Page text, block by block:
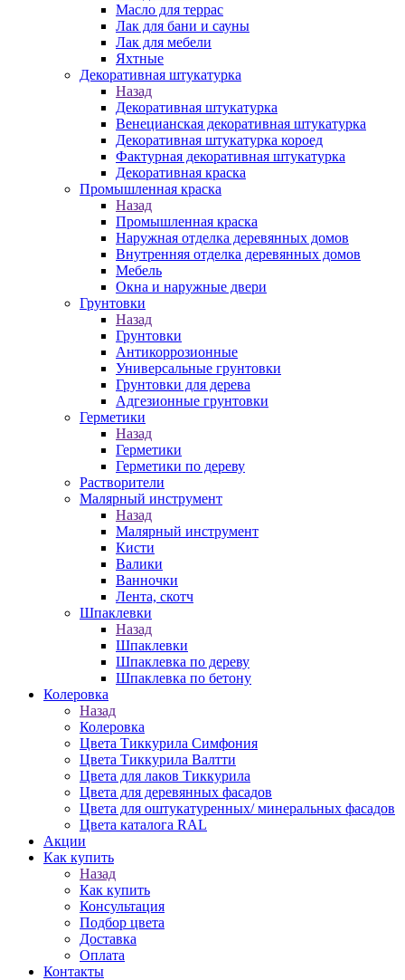
Масло для террас
Лак для бани и сауны
Лак для мебели
Яхтные
Декоративная штукатурка
Назад
Декоративная штукатурка
Венецианская декоративная штукатурка
Декоративная штукатурка короед
Фактурная декоративная штукатурка
Декоративная краска
Промышленная краска
Назад
Промышленная краска
Наружная отделка деревянных домов
Внутренняя отделка деревянных домов
Мебель
Окна и наружные двери
Грунтовки
Назад
Грунтовки
Антикоррозионные
Универсальные грунтовки
Грунтовки для дерева
Адгезионные грунтовки
Герметики
Назад
Герметики
Герметики по дереву
Растворители
Малярный инструмент
Назад
Малярный инструмент
Кисти
Валики
Ванночки
Лента, скотч
Шпаклевки
Назад
Шпаклевки
Шпаклевка по дереву
Шпаклевка по бетону
Колеровка
Назад
Колеровка
Цвета Тиккурила Симфония
Цвета Тиккурила Валтти
Цвета для лаков Тиккурила
Цвета для деревянных фасадов
Цвета для оштукатуренных/ минеральных фасадов
Цвета каталога RAL
Акции
Как купить
Назад
Как купить
Консультация
Подбор цвета
Доставка
Оплата
Контакты